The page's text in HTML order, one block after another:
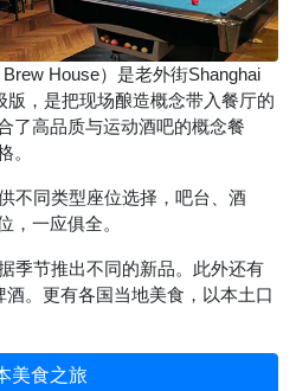
House）是老外街Shanghai
，是把现场酿造概念带入餐厅的
了高品质与运动酒吧的概念餐
。
不同类型座位选择，吧台、酒
，一应俱全。
季节推出不同的新品。此外还有
。更有各国当地美食，以本土口
美食之旅